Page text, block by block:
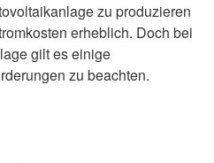
zu produzieren
erheblich. Doch bei
gilt es einige
zu beachten.